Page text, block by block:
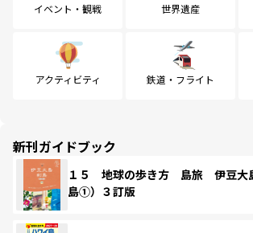
イベント・観戦 世界遺産
アクティビティ 鉄道・フライト
新刊ガイドブック
１５ 地球の歩き方 島旅 伊豆大
島①）３訂版